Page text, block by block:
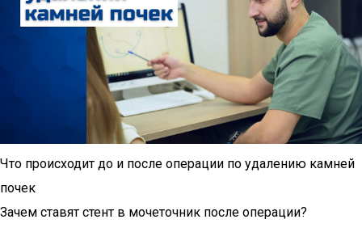
Что происходит до и после операции по удалению камней
почек
Зачем ставят стент в мочеточник после операции?